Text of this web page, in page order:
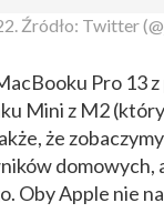
Źródło: Twitter
Pro 13
Mini z M2
że
domowych,
Oby Apple nie